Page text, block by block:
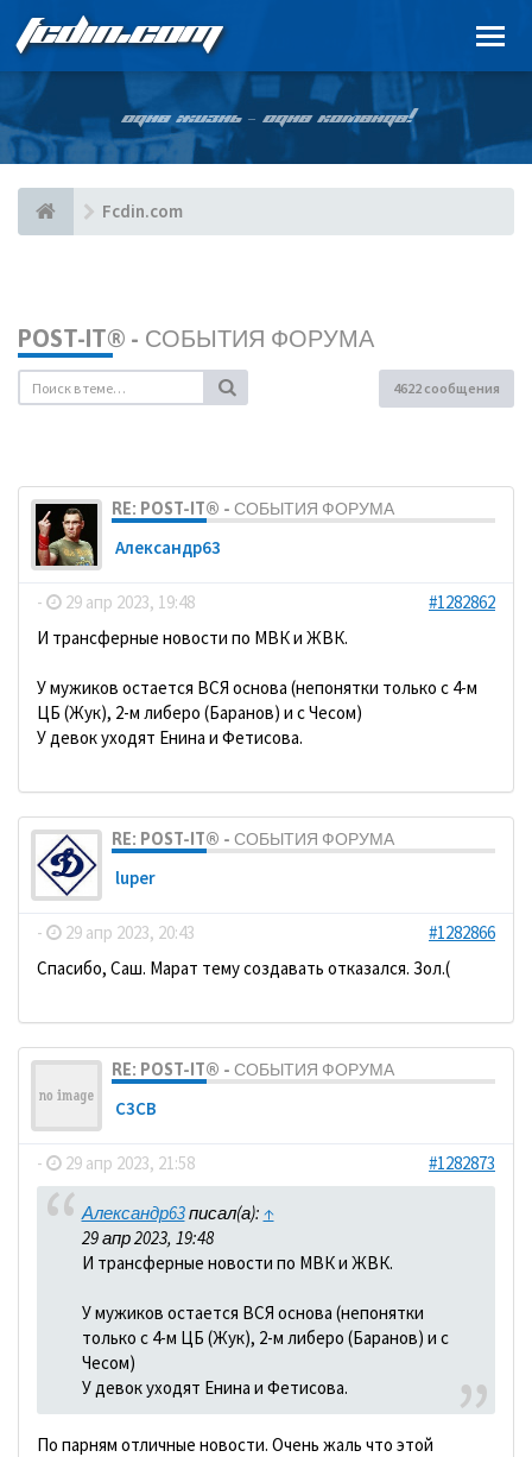
FCDIN.COM
ОДНА ЖИЗНЬ – ОДНА КОМАНДА!
Fcdin.com
POST-IT® - СОБЫТИЯ ФОРУМА
4622 сообщения
RE: POST-IT® - СОБЫТИЯ ФОРУМА
Александр63
- 29 апр 2023, 19:48
#1282862
И трансферные новости по МВК и ЖВК.
У мужиков остается ВСЯ основа (непонятки только с 4-м
ЦБ (Жук), 2-м либеро (Баранов) и с Чесом)
У девок уходят Енина и Фетисова.
RE: POST-IT® - СОБЫТИЯ ФОРУМА
luper
- 29 апр 2023, 20:43
#1282866
Спасибо, Саш. Марат тему создавать отказался. Зол.(
RE: POST-IT® - СОБЫТИЯ ФОРУМА
C3CB
- 29 апр 2023, 21:58 #1282873
Александр63писал(а): ↑
29 апр 2023, 19:48
И трансферные новости по МВК и ЖВК.
У мужиков остается ВСЯ основа (непонятки
только с 4-м ЦБ (Жук), 2-м либеро (Баранов) и с
Чесом)
У девок уходят Енина и Фетисова.
По парням отличные новости. Очень жаль что этой